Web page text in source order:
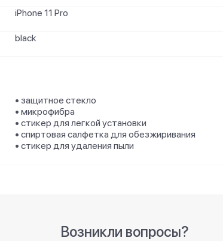
iPhone 11 Pro
black
• защитное стекло
• микрофибра
• стикер для легкой установки
• спиртовая салфетка для обезжиривания
• стикер для удаления пыли
Возникли вопросы?